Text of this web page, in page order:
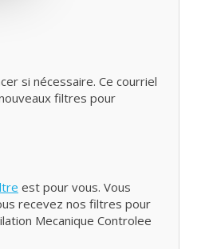
si nécessaire. Ce courriel
filtres pour
est pour vous. Vous
recevez nos filtres pour
Mecanique Controlee